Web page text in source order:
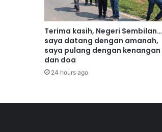
n
t
e
l
u
a
Terima kasih, Negeri Sembilan…
saya datang dengan amanah,
saya pulang dengan kenangan
dan doa
24 hours ago